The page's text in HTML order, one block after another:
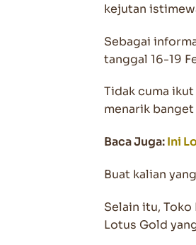
kejutan
Sebagai
tanggal 16-19
Tidak cuma
menarik
Baca Juga:Ini
Buat kalian
Selain itu,
Lotus Gold